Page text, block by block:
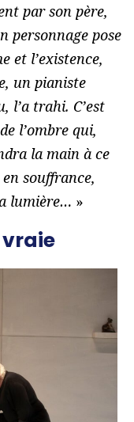
par son père,
personnage pose
et l’existence,
un pianiste
l’a trahi. C’est
l’ombre qui,
la main à ce
souffrance,
lumière… »
vraie